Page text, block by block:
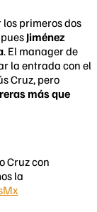
primeros dos
Jiménez
. El manager de
la entrada con el
Cruz, pero
más que
Cruz con
la